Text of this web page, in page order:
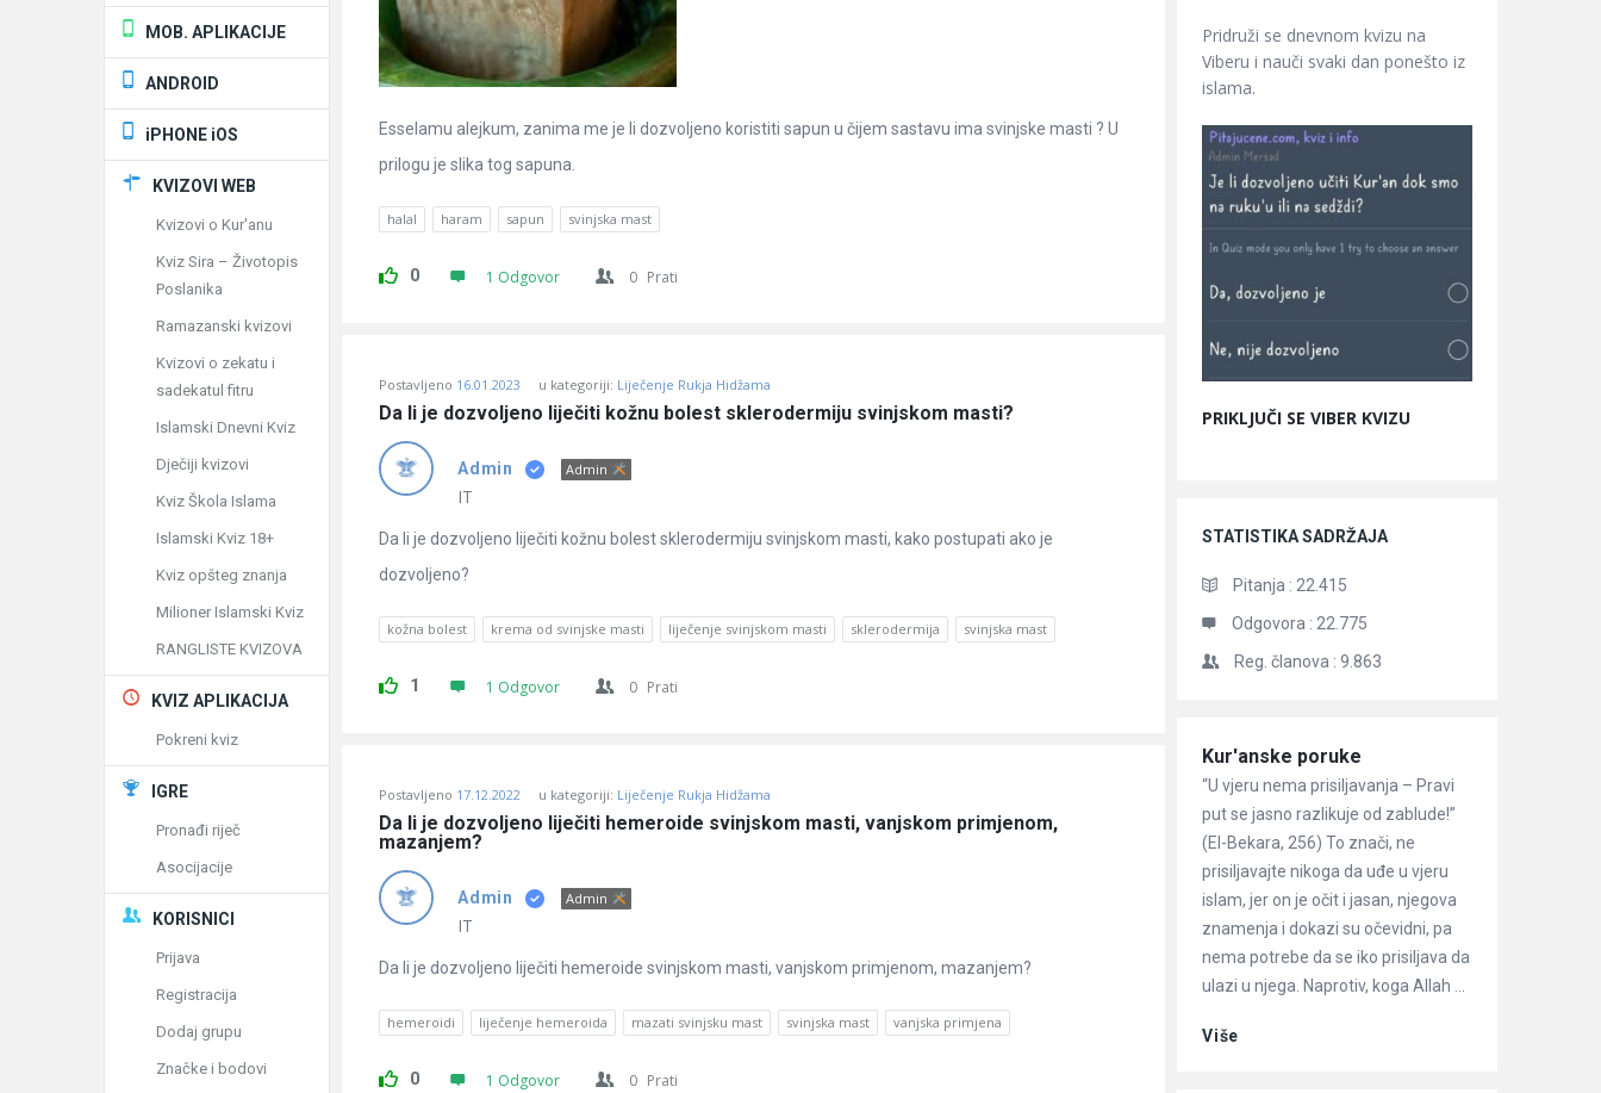
Esselamu alejkum, zanima me je li dozvoljeno koristiti sapun u čijem sastavu ima svinjske masti ? U
prilogu je slika tog sapuna.
halal haram sapun svinjska mast
0 1 Odgovor 0 Prati
Postavljeno 16.01.2023 u kategoriji: Liječenje Rukja Hidžama
Da li je dozvoljeno liječiti kožnu bolest sklerodermiju svinjskom masti?
Admin Admin
IT
Da li je dozvoljeno liječiti kožnu bolest sklerodermiju svinjskom masti, kako postupati ako je
dozvoljeno?
kožna bolest krema od svinjske masti liječenje svinjskom masti sklerodermija svinjska mast
1 1 Odgovor 0 Prati
Postavljeno 17.12.2022 u kategoriji: Liječenje Rukja Hidžama
Da li je dozvoljeno liječiti hemeroide svinjskom masti, vanjskom primjenom,
mazanjem?
Admin Admin
IT
Da li je dozvoljeno liječiti hemeroide svinjskom masti, vanjskom primjenom, mazanjem?
hemeroidi liječenje hemeroida mazati svinjsku mast svinjska mast vanjska primjena
0 1 Odgovor 0 Prati
Pridruži se dnevnom kvizu na
Viberu i nauči svaki dan ponešto iz
islama.
PRIKLJUČI SE VIBER KVIZU
STATISTIKA SADRŽAJA
Pitanja : 22.415
Odgovora : 22.775
Reg. članova : 9.863
Članci
Kur'anske poruke
“U vjeru nema prisiljavanja – Pravi
put se jasno razlikuje od zablude!”
(El-Bekara, 256) To znači, ne
prisiljavajte nikoga da uđe u vjeru
islam, jer on je očit i jasan, njegova
znamenja i dokazi su očevidni, pa
nema potrebe da se iko prisiljava da
ulazi u njega. Naprotiv, koga Allah ...
Više
MOB. APLIKACIJE
ANDROID
iPHONE iOS
KVIZOVI WEB
Kvizovi o Kur'anu
Kviz Sira – Životopis
Poslanika
Ramazanski kvizovi
Kvizovi o zekatu i
sadekatul fitru
Islamski Dnevni Kviz
Dječiji kvizovi
Kviz Škola Islama
Islamski Kviz 18+
Kviz opšteg znanja
Milioner Islamski Kviz
RANGLISTE KVIZOVA
KVIZ APLIKACIJA
Pokreni kviz
IGRE
Pronađi riječ
Asocijacije
KORISNICI
Prijava
Registracija
Dodaj grupu
Značke i bodovi